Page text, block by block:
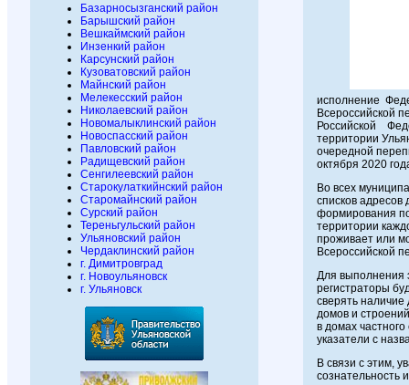
Базарносызганский район
Барышский район
Вешкаймский район
Инзенкий район
Карсунский район
Кузоватовский район
Майнский район
Мелекесский район
Николаевский район
Новомалыклинский район
Новоспасский район
Павловский район
Радищевский район
Сенгилеевский район
Старокулаткийнский район
Старомайнский район
Сурский район
Тереньгульский район
Ульяновский район
Чердаклинский район
г. Димитровград
г. Новоульяновск
г. Ульяновск
исполнение
Всероссийской
Российской
территории
очередной
октября 2020
Во всех
списков
формирования
территории
проживает или
Всероссийской
Для выполнения
регистраторы
сверять
домов и
в домах
указатели с
В связи с этим,
сознательность